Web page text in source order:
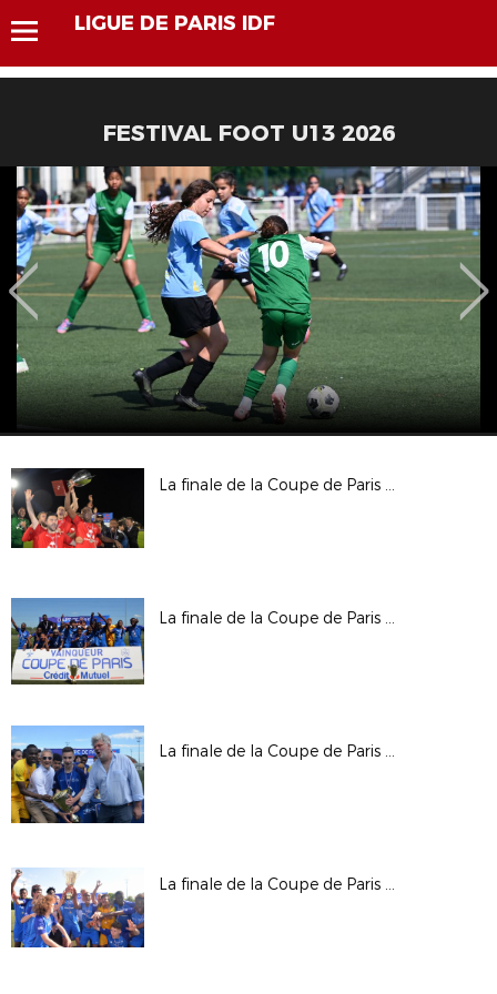
LIGUE DE PARIS IDF
FESTIVAL FOOT U13 2026
La finale de la Coupe de Paris Crédit Mutuel IDF Seniors
La finale de la Coupe de Paris Crédit Mutuel IDF U19
La finale de la Coupe de Paris Crédit Mutuel IDF U17
La finale de la Coupe de Paris Crédit Mutuel IDF U16